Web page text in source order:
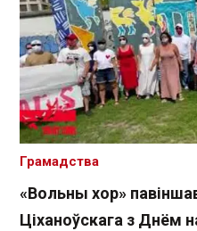
«Вольны хор»
Ціханоўскага з Днём
Грамадства